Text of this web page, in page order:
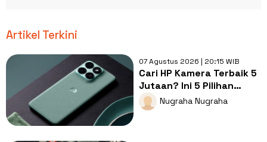
Artikel Terkini
07 Agustus 2026 | 20:15 WIB
Cari HP Kamera Terbaik 5
Jutaan? Ini 5 Pilihan
dengan Foto Paling Tajam
Nugraha Nugraha